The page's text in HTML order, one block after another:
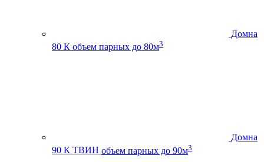
Домна
80 К объем парных до 80м3
Домна
90 К ТВИН объем парных до 90м3